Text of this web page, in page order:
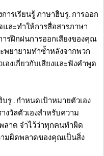
ารเรียนรู้ ภาษาฮิบรู. การออก
และทำให้การสื่อสารภาษา
ารฝึกฝนการออกเสียงของคุณ
พยายามทำซ้ำหลังจากพวก
งเกี่ยวกับเสียงและฟังคำพูด
รู . กำหนดเป้าหมายตัวเอง
วัลตัวเองสำหรับความ
ลาด จำไว้ว่าทุกคนทำผิด
ามผิดพลาดของคุณเป็นสิ่ง